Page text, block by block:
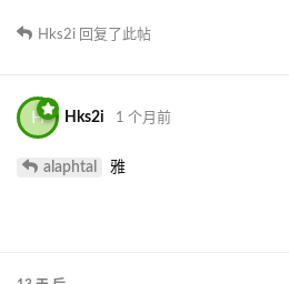
Hks2i 回复了此帖
H Hks2i 1 个月前
alaphtal 雅